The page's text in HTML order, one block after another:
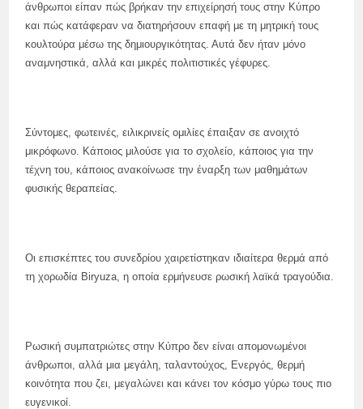
άνθρωποι είπαν πώς βρήκαν την επιχείρησή τους στην Κύπρο
και πώς κατάφεραν να διατηρήσουν επαφή με τη μητρική τους
κουλτούρα μέσω της δημιουργικότητας. Αυτά δεν ήταν μόνο
αναμνηστικά, αλλά και μικρές πολιτιστικές γέφυρες.
Σύντομες, φωτεινές, ειλικρινείς ομιλίες έπαιξαν σε ανοιχτό
μικρόφωνο. Κάποιος μιλούσε για το σχολείο, κάποιος για την
τέχνη του, κάποιος ανακοίνωσε την έναρξη των μαθημάτων
φυσικής θεραπείας.
Οι επισκέπτες του συνεδρίου χαιρετίστηκαν ιδιαίτερα θερμά από
τη χορωδία Biryuza, η οποία ερμήνευσε ρωσική λαϊκά τραγούδια.
Ρωσική συμπατριώτες στην Κύπρο δεν είναι απομονωμένοι
άνθρωποι, αλλά μια μεγάλη, ταλαντούχος, Ενεργός, θερμή
κοινότητα που ζει, μεγαλώνει και κάνει τον κόσμο γύρω τους πιο
ευγενικοί.